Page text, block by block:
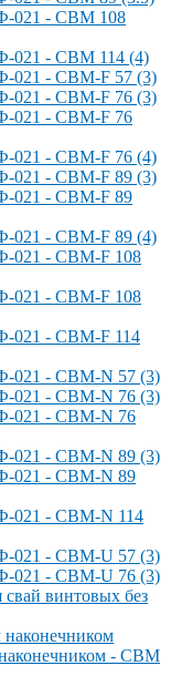
021 - СВМ 108
021 - СВМ 114 (4)
021 - СВМ-F 57 (3)
021 - СВМ-F 76 (3)
021 - СВМ-F 76
021 - СВМ-F 76 (4)
021 - СВМ-F 89 (3)
021 - СВМ-F 89
021 - СВМ-F 89 (4)
021 - СВМ-F 108
021 - СВМ-F 108
021 - СВМ-F 114
021 - СВМ-N 57 (3)
021 - СВМ-N 76 (3)
021 - СВМ-N 76
021 - СВМ-N 89 (3)
021 - СВМ-N 89
021 - СВМ-N 114
021 - СВМ-U 57 (3)
021 - СВМ-U 76 (3)
винтовых без
- СВМ